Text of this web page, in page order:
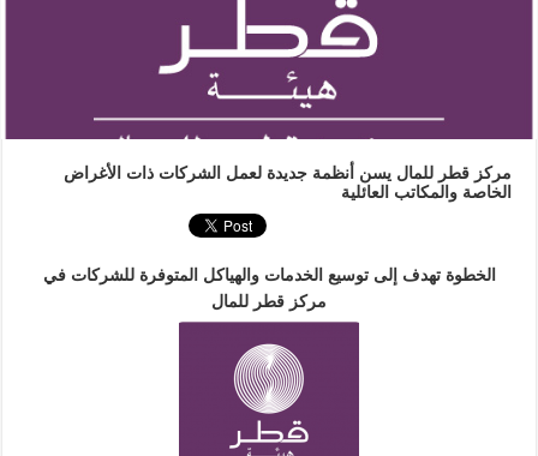
مركز قطر للمال يسن أنظمة جديدة لعمل الشركات ذات الأغراض
الخاصة والمكاتب العائلية
الخطوة تهدف إلى توسيع الخدمات والهياكل المتوفرة للشركات في
مركز قطر للمال